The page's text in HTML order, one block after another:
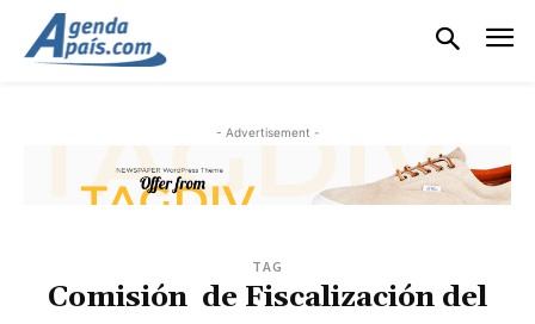
- Advertisement -
TAG
Comisión de Fiscalización del